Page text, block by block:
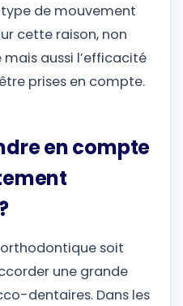
de mouvement
cette raison, non
aussi l’efficacité
prises en compte.
en compte
soit
une grande
dentaires. Dans les